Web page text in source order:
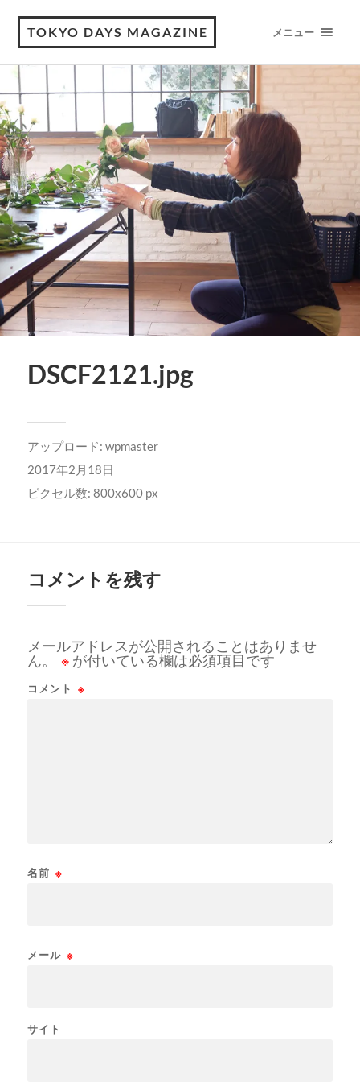
TOKYO DAYS MAGAZINE メニュー
DSCF2121.jpg
アップロード: wpmaster
2017年2月18日
ピクセル数: 800x600 px
コメントを残す
メールアドレスが公開されることはありませ
ん。
※ が付いている欄は必須項目です
コメント ※
名前 ※
メール ※
サイト